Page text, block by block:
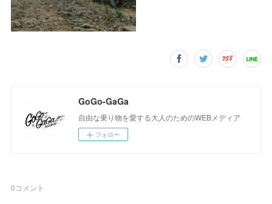
GoGo-GaGa
自由な乗り物を愛する大人のためのWEBメディア
フォロー
0コメント